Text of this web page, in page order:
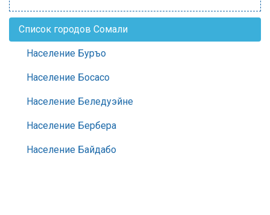
Список городов Сомали
Население Буръо
Население Босасо
Население Беледуэйне
Население Бербера
Население Байдабо